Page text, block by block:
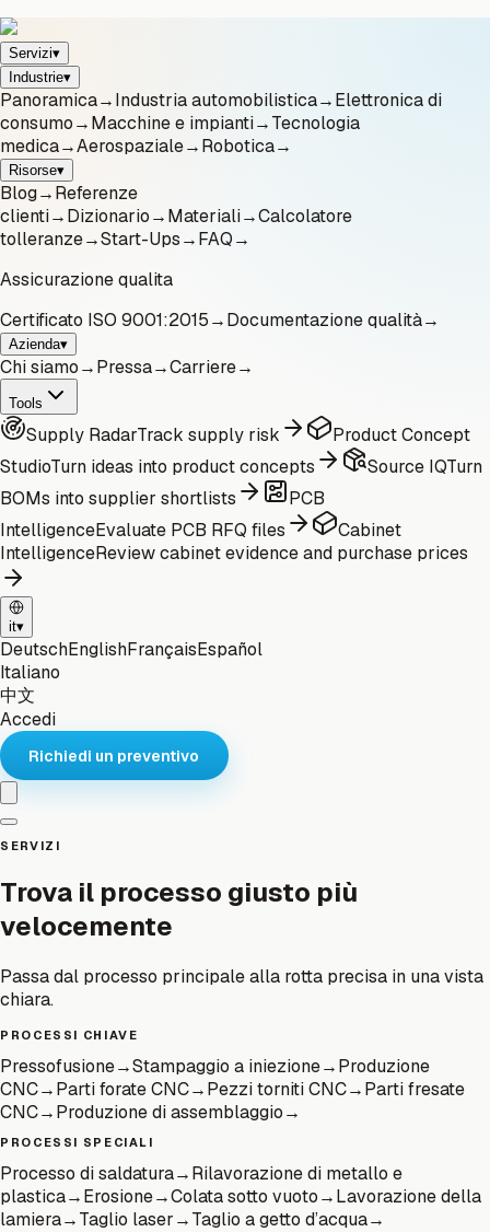
Servizi▾
Industrie▾
Panoramica→Industria automobilistica→Elettronica di
consumo→Macchine e impianti→Tecnologia
medica→Aerospaziale→Robotica→
Risorse▾
Blog→Referenze
clienti→Dizionario→Materiali→Calcolatore
tolleranze→Start-Ups→FAQ→
Assicurazione qualita
Certificato ISO 9001:2015→Documentazione qualità→
Azienda▾
Chi siamo→Pressa→Carriere→
Tools
Supply RadarTrack supply risk
Product Concept
StudioTurn ideas into product concepts Source IQTurn
BOMs into supplier shortlists
PCB
IntelligenceEvaluate PCB RFQ files
Cabinet
IntelligenceReview cabinet evidence and purchase prices
it▾
DeutschEnglishFrançaisEspañol
Italiano
中文
Accedi
Richiedi un preventivo
SERVIZI
Trova il processo giusto più
velocemente
Passa dal processo principale alla rotta precisa in una vista
chiara.
PROCESSI CHIAVE
Pressofusione→Stampaggio a iniezione→Produzione
CNC→Parti forate CNC→Pezzi torniti CNC→Parti fresate
CNC→Produzione di assemblaggio→
PROCESSI SPECIALI
Processo di saldatura→Rilavorazione di metallo e
plastica→Erosione→Colata sotto vuoto→Lavorazione della
lamiera→Taglio laser→Taglio a getto d’acqua→